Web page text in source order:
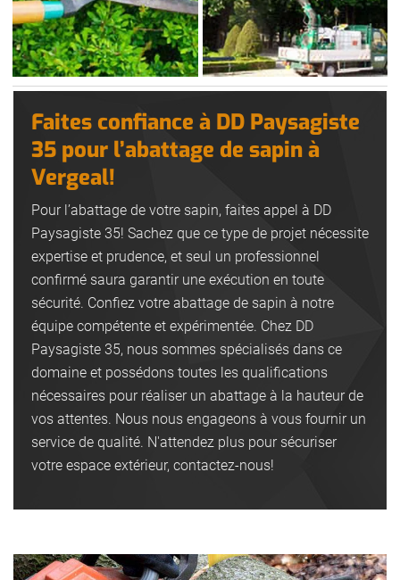
Faites confiance à DD Paysagiste
35 pour l’abattage de sapin à
Vergeal!
Pour l’abattage de votre sapin, faites appel à DD
Paysagiste 35! Sachez que ce type de projet nécessite
expertise et prudence, et seul un professionnel
confirmé saura garantir une exécution en toute
sécurité. Confiez votre abattage de sapin à notre
équipe compétente et expérimentée. Chez DD
Paysagiste 35, nous sommes spécialisés dans ce
domaine et possédons toutes les qualifications
nécessaires pour réaliser un abattage à la hauteur de
vos attentes. Nous nous engageons à vous fournir un
service de qualité. N'attendez plus pour sécuriser
votre espace extérieur, contactez-nous!